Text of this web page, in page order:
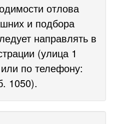
отлова
и подбора
направлять в
(улица 1
по телефону:
1050).